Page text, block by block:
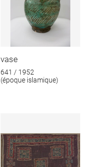
vase
641 / 1952
(époque islamique)